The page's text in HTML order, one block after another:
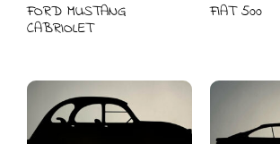
FORD MUSTANG
CABRIOLET
FIAT 500